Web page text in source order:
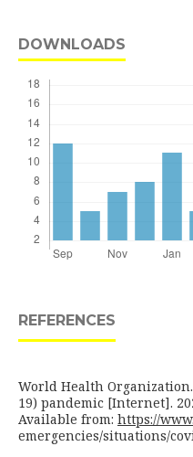
DOWNLOADS
REFERENCES
World Health
19) pandemic [Internet].
Available from: https://
emergencies/situations/